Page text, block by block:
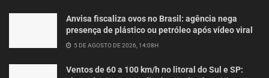
Anvisa fiscaliza ovos no Brasil: agência nega
presença de plástico ou petróleo após vídeo viral
5 DE AGOSTO DE 2026, 14:08H
Ventos de 60 a 100 km/h no litoral do Sul e SP: